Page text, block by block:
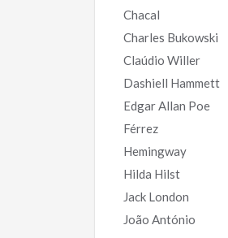
Chacal
Charles Bukowski
Claúdio Willer
Dashiell Hammett
Edgar Allan Poe
Férrez
Hemingway
Hilda Hilst
Jack London
João António